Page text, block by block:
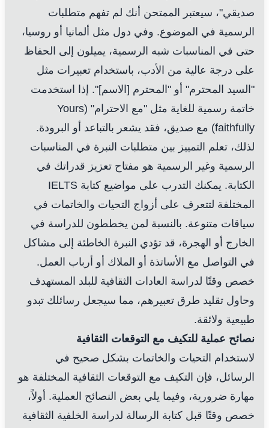
صديقي"، سيعتبر الممتحن أنك لم تفهم متطلبات
الرسمية في الموضوع. وفي دول مثل ألمانيا أو روسيا،
حتى في المناسبات شبه الرسمية، يميلون إلى الحفاظ
على درجة عالية من الأدب، باستخدام تعبيرات مثل
"السيد المحترم" أو "المحترم [الاسم]". إذا استخدمت
خاتمة رسمية للغاية مثل "مع الاحترام" (Yours
faithfully) مع صديق، فقد يشعر بالتباعد أو البرودة.
لذلك، تعلم التمييز بين متطلبات النبرة في المناسبات
الرسمية وغير الرسمية هو مفتاح تعزيز قدراتك في
الكتابة. يمكنك التدرب على مواضيع كتابة IELTS
المختلفة لتتعرف على أزواج التحيات والخاتمات في
سياقات متنوعة. بالنسبة لمن يخططون للدراسة في
الخارج أو الهجرة، قد تؤدي النبرة الخاطئة إلى مشاكل
في التواصل مع الأساتذة أو الملاك أو أرباب العمل.
خصص وقتًا لدراسة العادات الثقافية للبلد المستهدف
وحاول تقليد طرق تعبيرهم، مما سيجعل رسائلك تبدو
طبيعية ولائقة.
نصائح عملية للتكيف مع التوقعات الثقافية
لاستخدام التحيات والخاتمات بشكل صحيح في
الرسائل، فإن التكيف مع التوقعات الثقافية المختلفة هو
مهارة ضرورية، وفيما يلي بعض النصائح العملية. أولاً،
خصص وقتًا قبل كتابة الرسالة لدراسة الخلفية الثقافية